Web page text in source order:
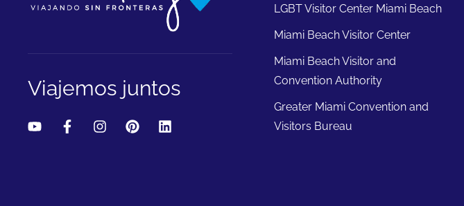
Viajemos juntos
LGBT Visitor Center Miami Beach
Miami Beach Visitor Center
Miami Beach Visitor and
Convention Authority
Greater Miami Convention and
Visitors Bureau